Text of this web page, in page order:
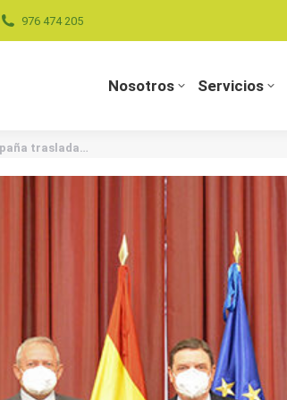
976 474 205
Nosotros Servicios
traslada…